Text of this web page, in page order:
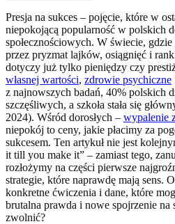
Presja na sukces – pojęcie, które w
niepokojącą popularność w polskich
społecznościowych. W świecie,
przez pryzmat lajków, osiągnięć i
dotyczy już tylko pieniędzy czy
własnej wartości, zdrowie psychiczne
z najnowszych badań, 40% polskich
szczęśliwych, a szkoła stała się
2024). Wśród dorosłych – wypalenie
niepokój to ceny, jakie płacimy za
sukcesem. Ten artykuł nie jest
it till you make it” – zamiast tego,
rozłożymy na części pierwsze
strategie, które naprawdę mają sens.
konkretne ćwiczenia i dane, które
brutalna prawda i nowe spojrzenie na
zwolnić?